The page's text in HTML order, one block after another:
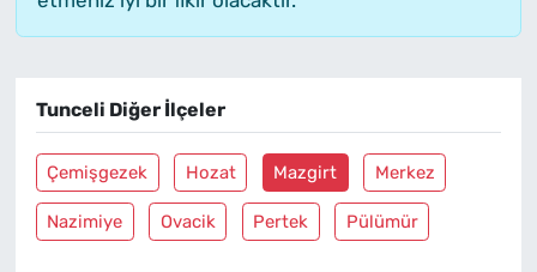
Tunceli Diğer İlçeler
Çemişgezek Hozat Mazgirt Merkez
Nazimiye Ovacik Pertek Pülümür